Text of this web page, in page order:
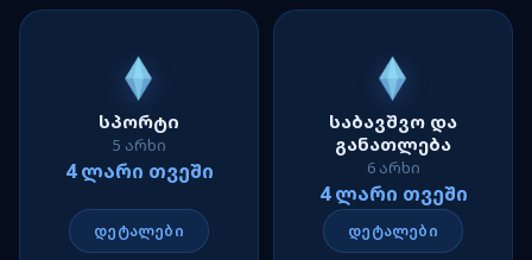
სპორტი
5 არხი
4 ლარი თვეში
დეტალები
საბავშვო და
განათლება
6 არხი
4 ლარი თვეში
დეტალები